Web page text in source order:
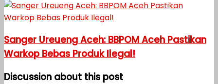
Sanger Ureueng Aceh: BBPOM Aceh Pastikan
Warkop Bebas Produk Ilegal!
Discussion about this post